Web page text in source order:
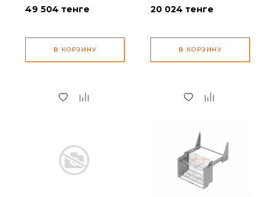
49 504 тенге
В КОРЗИНУ
20 024 тенге
В КОРЗИНУ